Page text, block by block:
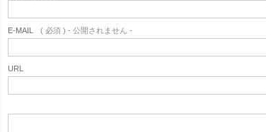
E-MAIL ( 必須 ) - 公開されません -
URL